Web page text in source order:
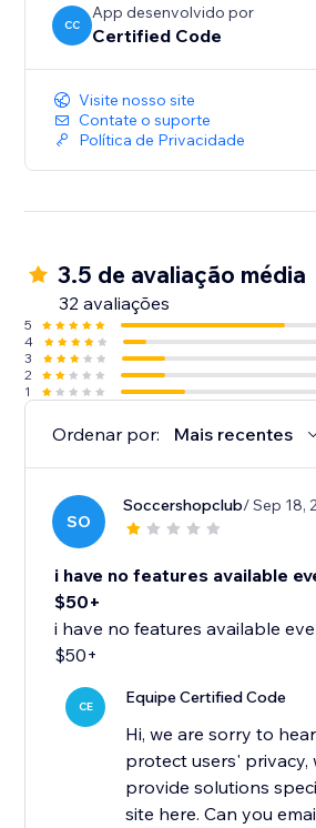
CC
App desenvolvido por
Certified Code
Visite nosso site
Contate o suporte
Política de Privacidade
3.5 de avaliação média
32 avaliações
5
4
3
2
1
Ordenar por: Mais recentes
SO
Soccershopclub/ Sep 18,
i have no features available
$50+
i have no features available
$50+
CE Equipe Certified Code
Hi, we are sorry to
protect users' privacy,
provide solutions
site here. Can you